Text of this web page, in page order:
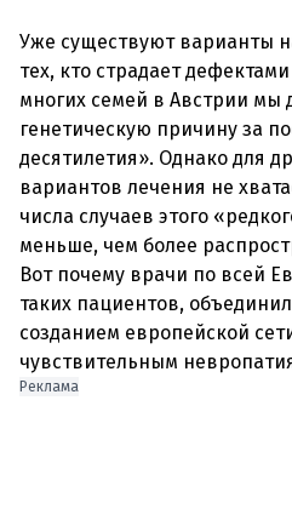
Уже существуют варианты
тех, кто страдает дефектами
многих семей в Австрии мы
генетическую причину за
десятилетия». Однако для
вариантов лечения не
числа случаев этого
меньше, чем более
Вот почему врачи по всей
таких пациентов,
созданием европейской
чувствительным
Реклама